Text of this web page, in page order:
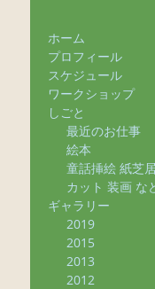
ホーム
プロフィール
スケジュール
ワークショップ
しごと
最近のお仕事
絵本
童話挿絵 紙芝
カット 装画 な
ギャラリー
2019
2015
2013
2012